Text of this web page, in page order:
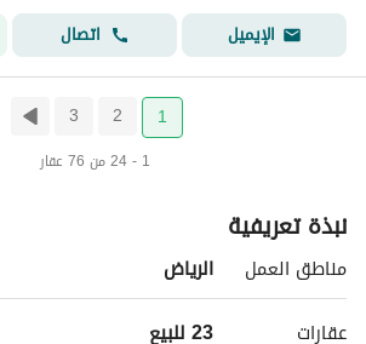
الإيميل
اتصال
1
2
3
1 - 24 من 76 عقار
نبذة تعريفية
مناطق العمل
الرياض
عقارات